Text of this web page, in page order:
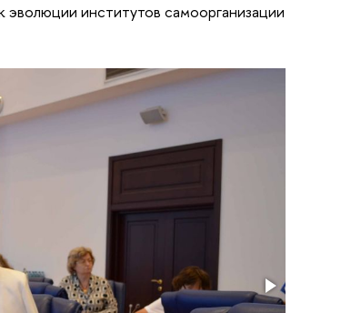
институтов самоорганизации